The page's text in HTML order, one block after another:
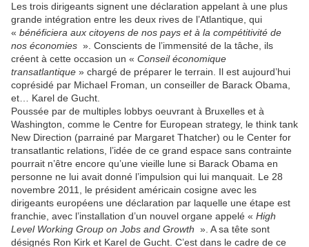
Les trois dirigeants signent une déclaration appelant à une plus
grande intégration entre les deux rives de l’Atlantique, qui
« bénéficiera aux citoyens de nos pays et à la compétitivité de
nos économies ». Conscients de l’immensité de la tâche, ils
créent à cette occasion un « Conseil économique
transatlantique » chargé de préparer le terrain. Il est aujourd’hui
coprésidé par Michael Froman, un conseiller de Barack Obama,
et… Karel de Gucht.
Poussée par de multiples lobbys oeuvrant à Bruxelles et à
Washington, comme le Centre for European strategy, le think tank
New Direction (parrainé par Margaret Thatcher) ou le Center for
transatlantic relations, l’idée de ce grand espace sans contrainte
pourrait n’être encore qu’une vieille lune si Barack Obama en
personne ne lui avait donné l’impulsion qui lui manquait. Le 28
novembre 2011, le président américain cosigne avec les
dirigeants européens une déclaration par laquelle une étape est
franchie, avec l’installation d’un nouvel organe appelé « High
Level Working Group on Jobs and Growth ». A sa tête sont
désignés Ron Kirk et Karel de Gucht. C’est dans le cadre de ce